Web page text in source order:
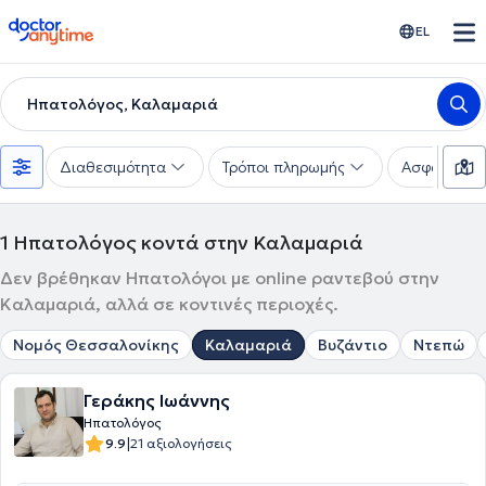
doctoranytime EL
Ηπατολόγος, Καλαμαριά
Διαθεσιμότητα Τρόποι πληρωμής
1 Ηπατολόγος κοντά στην Καλαμαριά
Δεν βρέθηκαν Ηπατολόγοι με online ραντεβού στην
Καλαμαριά, αλλά σε κοντινές περιοχές.
Νομός Θεσσαλονίκης Καλαμαριά Βυζάντιο Ντεπώ
Γεράκης Ιωάννης
Ηπατολόγος
9.9|21 αξιολογήσεις